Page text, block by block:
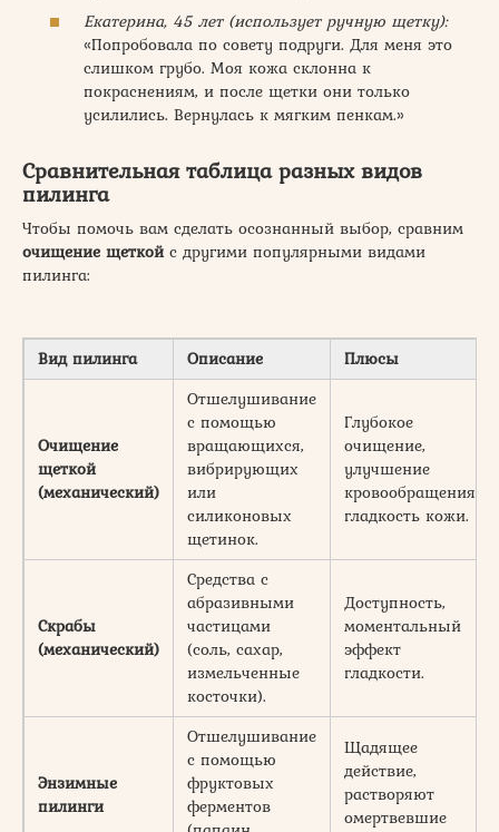
Екатерина, 45 лет (использует ручную щетку):
«Попробовала по совету подруги. Для меня это
слишком грубо. Моя кожа склонна к
покраснениям, и после щетки они только
усилились. Вернулась к мягким пенкам.»
Cравнительная таблица разных видов
пилинга
Чтобы помочь вам сделать осознанный выбор, сравним
очищение щеткойс другими популярными видами
пилинга:
Вид пилинга Описание Плюсы
Очищение
щеткой
(механический)
Отшелушивание
с помощью
вращающихся,
вибрирующих
или
силиконовых
щетинок.
Глубокое
очищение,
улучшение
кровообращения,
гладкость кожи.
Скрабы
(механический)
Средства с
абразивными
частицами
(соль, сахар,
измельченные
косточки).
Доступность,
моментальный
эффект
гладкости.
Энзимные
пилинги
Отшелушивание
с помощью
фруктовых
ферментов
Щадящее
действие,
растворяют
омертвевшие